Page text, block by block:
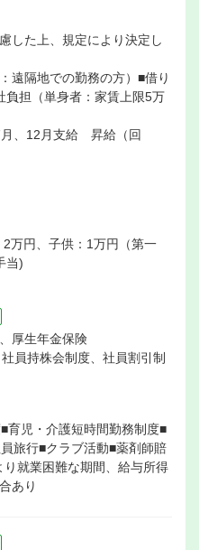
した上、規定により決定し
遠隔地での勤務の方）■借り
負担（単身者：家賃上限5万
、12月支給 昇給（回
万円、子供：1万円（第一
当)
厚生年金保険
員持株会制度、社員割引制
育児・介護短時間勤務制度■
旅行■クラブ活動■薬剤師賠
就業困難な期間、給与所得
あり